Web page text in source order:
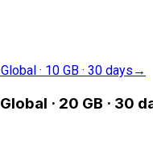
Global · 10 GB · 30 days →
Global · 20 GB · 30